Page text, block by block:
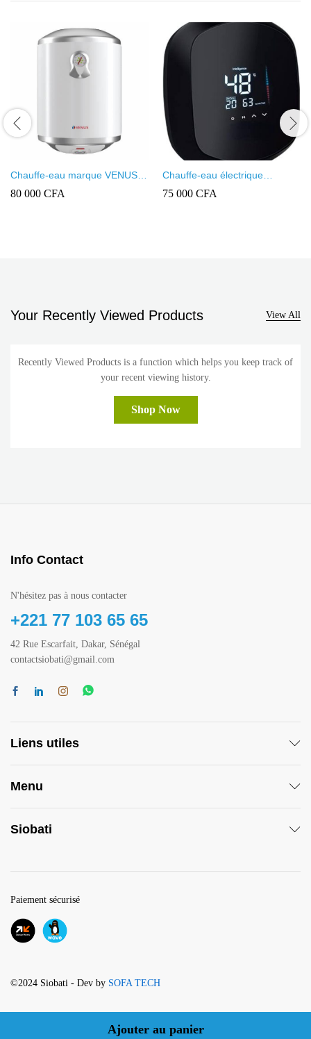
Ajouter au panier
Chauffe-eau marque VENUS
80L
80 000 CFA
Chauffe-eau électrique
instantané MAAT
75 000 CFA
Your Recently Viewed Products View All
Recently Viewed Products is a function which helps you keep track of
your recent viewing history.
Shop Now
Info Contact
N'hésitez pas à nous contacter
+221 77 103 65 65
42 Rue Escarfait, Dakar, Sénégal
contactsiobati@gmail.com
Liens utiles
Menu
Siobati
©2024 Siobati - Dev by SOFA TECH
Paiement sécurisé